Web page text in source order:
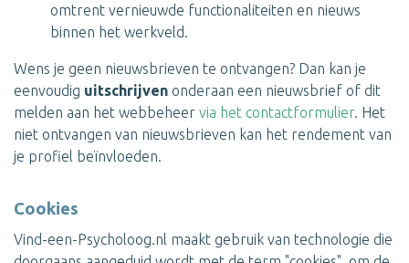
omtrent vernieuwde functionaliteiten en nieuws
binnen het werkveld.
Wens je geen nieuwsbrieven te ontvangen? Dan kan je
eenvoudig uitschrijven onderaan een nieuwsbrief of dit
melden aan het webbeheer via het contactformulier. Het
niet ontvangen van nieuwsbrieven kan het rendement van
je profiel beïnvloeden.
Cookies
Vind-een-Psycholoog.nl maakt gebruik van technologie die